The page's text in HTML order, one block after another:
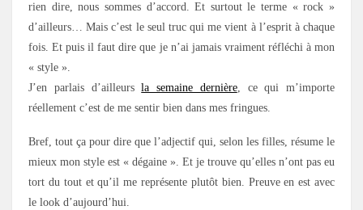
rien dire, nous sommes d’accord. Et surtout le terme « rock »
d’ailleurs… Mais c’est le seul truc qui me vient à l’esprit à chaque
fois. Et puis il faut dire que je n’ai jamais vraiment réfléchi à mon
« style ».
J’en parlais d’ailleursla semaine dernière, ce qui m’importe
réellement c’est de me sentir bien dans mes fringues.
Bref, tout ça pour dire que l’adjectif qui, selon les filles, résume le
mieux mon style est « dégaine ». Et je trouve qu’elles n’ont pas eu
tort du tout et qu’il me représente plutôt bien. Preuve en est avec
le look d’aujourd’hui.